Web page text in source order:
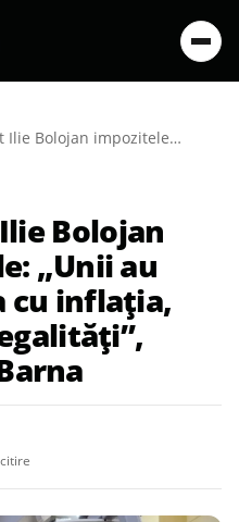
De ce a crescut Ilie Bolojan impozitele locale: „Unii au făcut indexarea cu inflația, alții nu. Apar inegalități”, spune Tanczos Barna
Bolojan
„Unii au
cu inflația,